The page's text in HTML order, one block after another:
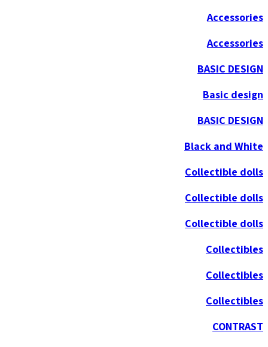
Accessories
Accessories
BASIC DESIGN
Basic design
BASIC DESIGN
Black and White
Collectible dolls
Collectible dolls
Collectible dolls
Collectibles
Collectibles
Collectibles
CONTRAST